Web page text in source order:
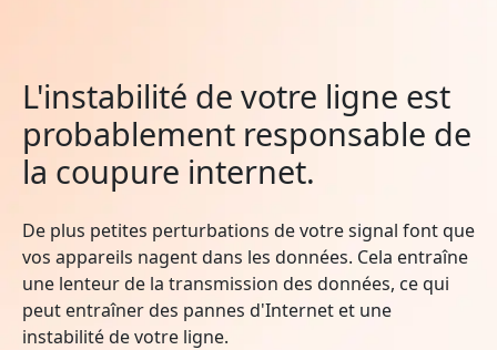
L'instabilité de votre ligne est
probablement responsable de
la coupure internet.
De plus petites perturbations de votre signal font que
vos appareils nagent dans les données. Cela entraîne
une lenteur de la transmission des données, ce qui
peut entraîner des pannes d'Internet et une
instabilité de votre ligne.